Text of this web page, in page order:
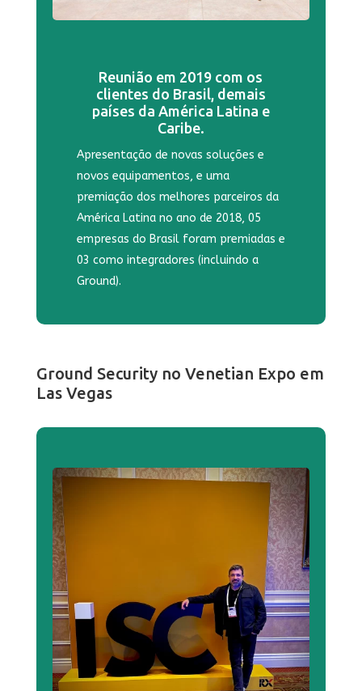
Reunião em 2019 com os
clientes do Brasil, demais
países da América Latina e
Caribe.
Apresentação de novas soluções e
novos equipamentos, e uma
premiação dos melhores parceiros da
América Latina no ano de 2018, 05
empresas do Brasil foram premiadas e
03 como integradores (incluindo a
Ground).
Ground Security no Venetian Expo em
Las Vegas